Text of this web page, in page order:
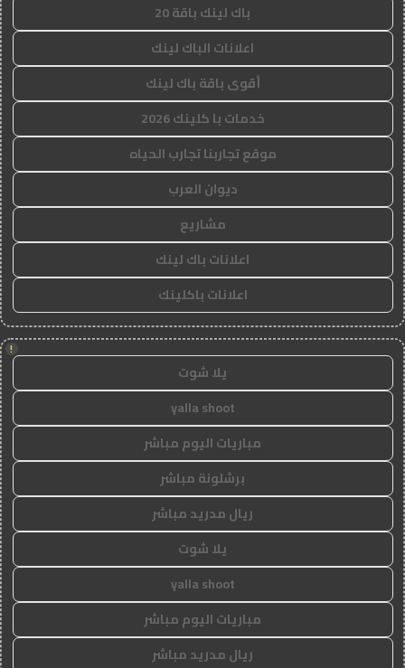
باك لينك باقة 20
اعلانات الباك لينك
أقوى باقة باك لينك
خدمات با كلينك 2026
موقع تجاربنا تجارب الحياه
ديوان العرب
مشاريع
اعلانات باك لينك
اعلانات باكلينك
!
يلا شوت
yalla shoot
مباريات اليوم مباشر
برشلونة مباشر
ريال مدريد مباشر
يلا شوت
yalla shoot
مباريات اليوم مباشر
ريال مدريد مباشر